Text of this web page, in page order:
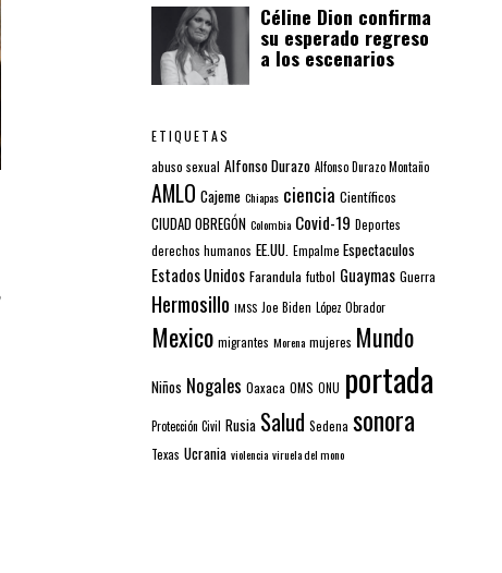
Céline Dion confirma
su esperado regreso
a los escenarios
ETIQUETAS
abuso sexual Alfonso Durazo Alfonso Durazo Montaño
AMLO Cajeme Chiapas ciencia Científicos
CIUDAD OBREGÓN Colombia Covid-19 Deportes
derechos humanos EE.UU. Empalme Espectaculos
Estados Unidos Farandula futbol Guaymas Guerra
Hermosillo IMSS Joe Biden López Obrador
Mexico migrantes Morena mujeres Mundo
Niños Nogales Oaxaca OMS ONU portada
Protección Civil Rusia Salud Sedena sonora
Texas Ucrania violencia viruela del mono